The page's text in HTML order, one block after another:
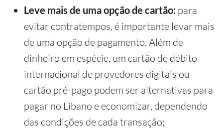
Leve mais de uma opção de cartão: para
evitar contratempos, é importante levar mais
de uma opção de pagamento. Além de
dinheiro em espécie, um cartão de débito
internacional de provedores digitais ou
cartão pré-pago podem ser alternativas para
pagar no Líbano e economizar, dependendo
das condições de cada transação;